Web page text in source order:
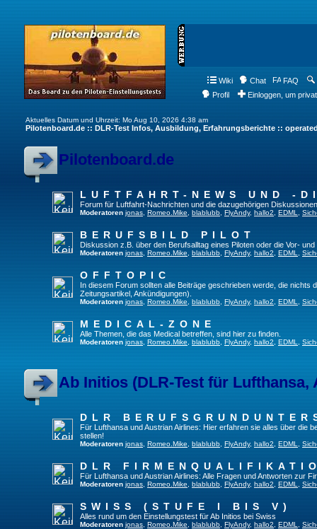
Wiki Chat FAQ
Profil
Einloggen, um
Aktuelles Datum und Uhrzeit: Mo Aug 10, 2026 4:38 am
Pilotenboard.de :: DLR-Test Infos, Ausbildung, Erfahrungsberichte ::
Pilotenboard.de
LUFTFAHRT-NEWS UND -
Forum für Luftfahrt-Nachrichten und die dazugehörigen
Moderatoren jonas Romeo.Mike blablubb FlyAndy, hallo2 EDML
BERUFSBILD PILOT
Diskussion z.B. über den Berufsalltag eines Piloten oder die Vor-
Moderatoren jonas Romeo.Mike blablubb FlyAndy, hallo2 EDML
OFFTOPIC
In diesem Forum sollten alle Beiträge geschrieben werde, die
Zeitungsartikel, Ankündigungen).
Moderatoren jonas Romeo.Mike blablubb FlyAndy, hallo2 EDML
MEDICAL-ZONE
Alle Themen, die das Medical betreffen, sind hier zu finden.
Moderatoren jonas Romeo.Mike blablubb FlyAndy, hallo2 EDML
Ab Initios (DLR-Test für Lufthansa,
DLR
Für Lufthansa und Austrian Airlines: Hier erfahren sie alles über die
stellen!
Moderatoren jonas Romeo.Mike blablubb FlyAndy, hallo2 EDML
DLR
Für Lufthansa und Austrian Airlines: Alle Fragen und Antworten zur
Moderatoren jonas Romeo.Mike blablubb FlyAndy, hallo2 EDML
SWISS (STUFE I BIS V)
Alles rund um den Einstellungstest für Ab Initios bei Swiss
Moderatoren jonas Romeo.Mike blablubb FlyAndy, hallo2 EDML